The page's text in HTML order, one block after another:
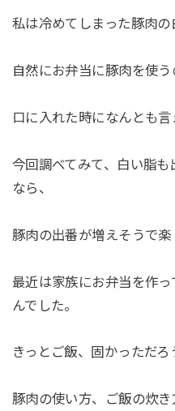
私は冷めてしまった豚肉の
自然にお弁当に豚肉を使う
口に入れた時になんとも言
今回調べてみて、白い脂
なら、
豚肉の出番が増えそうで楽
最近は家族にお弁当を作
んでした。
きっとご飯、固かっただろ
豚肉の使い方、ご飯の炊